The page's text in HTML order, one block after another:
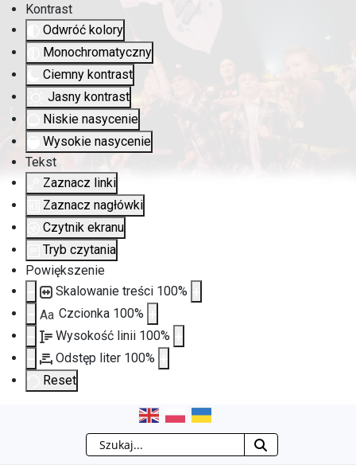
Kontrast
Odwróć kolory
Monochromatyczny
Ciemny kontrast
Jasny kontrast
Niskie nasycenie
Wysokie nasycenie
Tekst
Zaznacz linki
Zaznacz nagłówki
Czytnik ekranu
Tryb czytania
Powiększenie
Skalowanie treści 100%
Aa Czcionka 100%
Wysokość linii 100%
Odstęp liter 100%
Reset
Przejdź
Przejdź
Przejdź
PrzejdźSzukaj